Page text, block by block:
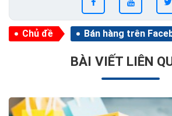
Chủ đề Bán hàng trên
BÀI VIẾT LIÊN